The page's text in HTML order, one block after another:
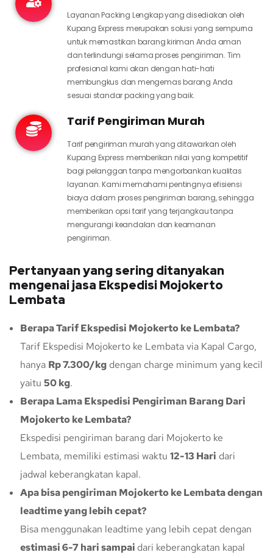
Layanan Packing Lengkap yang disediakan oleh
Kupang Express merupakan solusi yang sempurna
untuk memastikan barang kiriman Anda aman
dan terlindungi selama proses pengiriman. Tim
profesional kami akan dengan hati-hati
membungkus dan mengemas barang Anda
sesuai standar packing yang baik.
Tarif Pengiriman Murah
Tarif pengiriman murah yang ditawarkan oleh
Kupang Express memberikan nilai yang kompetitif
bagi pelanggan tanpa mengorbankan kualitas
layanan. Kami memahami pentingnya efisiensi
biaya dalam proses pengiriman barang, sehingga
memberikan opsi tarif yang terjangkau tanpa
mengurangi keandalan dan keamanan
pengiriman.
Pertanyaan yang sering ditanyakan
mengenai jasa Ekspedisi Mojokerto
Lembata
Berapa Tarif Ekspedisi Mojokerto ke Lembata?
Tarif Ekspedisi Mojokerto ke Lembata via Kapal Cargo,
hanya Rp 7.300/kg dengan charge minimum yang kecil
yaitu 50 kg.
Berapa Lama Ekspedisi Pengiriman Barang Dari
Mojokerto ke Lembata?
Ekspedisi pengiriman barang dari Mojokerto ke
Lembata, memiliki estimasi waktu 12-13 Hari dari
jadwal keberangkatan kapal.
Apa bisa pengiriman Mojokerto ke Lembata dengan
leadtime yang lebih cepat?
Bisa menggunakan leadtime yang lebih cepat dengan
estimasi 6-7 hari sampai dari keberangkatan kapal